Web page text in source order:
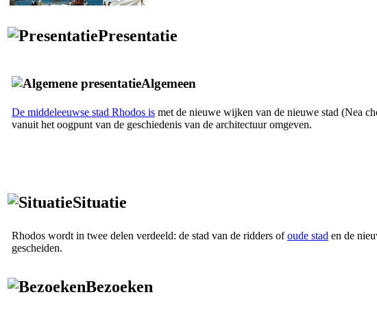
Presentatie
Algemeen
De middeleeuwse stad Rhodos is met de nieuwe wijken van de nieuwe stad (Nea
vanuit het oogpunt van de geschiedenis van de architectuur omgeven.
Situatie
Rhodos wordt in twee delen verdeeld: de stad van de ridders ofoude stad en de
gescheiden.
Bezoeken